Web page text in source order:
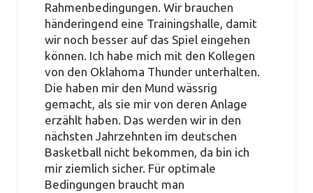
Rahmenbedingungen. Wir brauchen
händeringend eine Trainingshalle, damit
wir noch besser auf das Spiel eingehen
können. Ich habe mich mit den Kollegen
von den Oklahoma Thunder unterhalten.
Die haben mir den Mund wässrig
gemacht, als sie mir von deren Anlage
erzählt haben. Das werden wir in den
nächsten Jahrzehnten im deutschen
Basketball nicht bekommen, da bin ich
mir ziemlich sicher. Für optimale
Bedingungen braucht man